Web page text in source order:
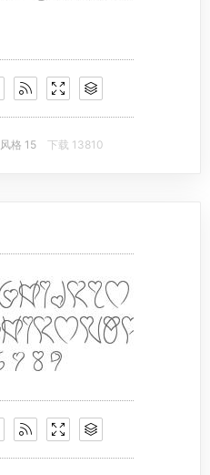
风格 15 下载 13810